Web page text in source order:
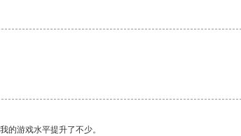
的游戏水平提升了不少。